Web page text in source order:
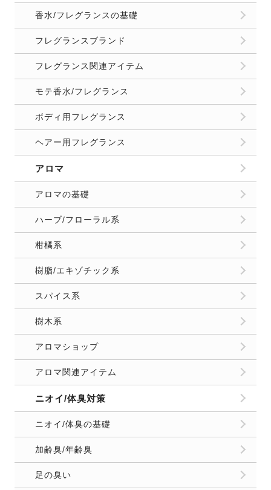
香水/フレグランスの基礎
フレグランスブランド
フレグランス関連アイテム
モテ香水/フレグランス
ボディ用フレグランス
ヘアー用フレグランス
アロマ
アロマの基礎
ハーブ/フローラル系
柑橘系
樹脂/エキゾチック系
スパイス系
樹木系
アロマショップ
アロマ関連アイテム
ニオイ/体臭対策
ニオイ/体臭の基礎
加齢臭/年齢臭
足の臭い